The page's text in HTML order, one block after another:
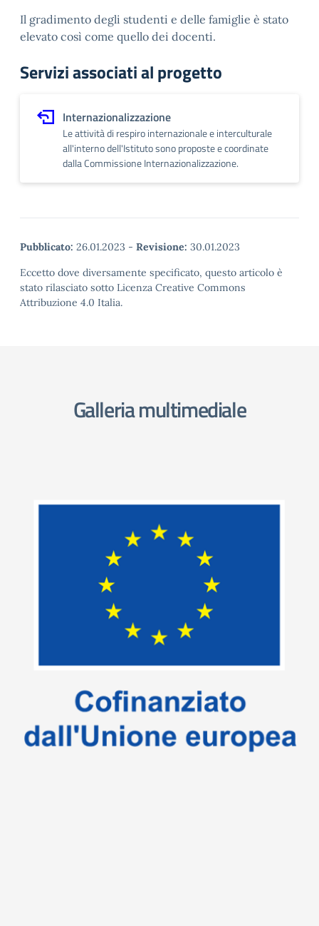
Il gradimento degli studenti e delle famiglie è stato
elevato così come quello dei docenti.
Servizi associati al progetto
Internazionalizzazione
Le attività di respiro internazionale e interculturale
all'interno dell'Istituto sono proposte e coordinate
dalla Commissione Internazionalizzazione.
Pubblicato: 26.01.2023 - Revisione: 30.01.2023
Eccetto dove diversamente specificato, questo articolo è
stato rilasciato sotto Licenza Creative Commons
Attribuzione 4.0 Italia.
Galleria multimediale